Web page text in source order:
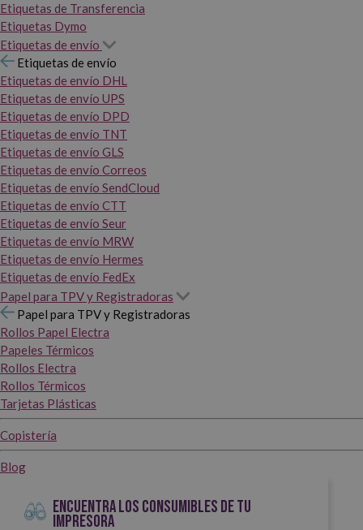
Etiquetas de Transferencia
Etiquetas Dymo
Etiquetas de envío
Etiquetas de envío
Etiquetas de envío DHL
Etiquetas de envío UPS
Etiquetas de envío DPD
Etiquetas de envío TNT
Etiquetas de envío GLS
Etiquetas de envío Correos
Etiquetas de envío SendCloud
Etiquetas de envío CTT
Etiquetas de envío Seur
Etiquetas de envío MRW
Etiquetas de envío Hermes
Etiquetas de envío FedEx
Papel para TPV y Registradoras
Papel para TPV y Registradoras
Rollos Papel Electra
Papeles Térmicos
Rollos Electra
Rollos Térmicos
Tarjetas Plásticas
Copistería
Blog
ENCUENTRA LOS CONSUMIBLES DE TU
IMPRESORA